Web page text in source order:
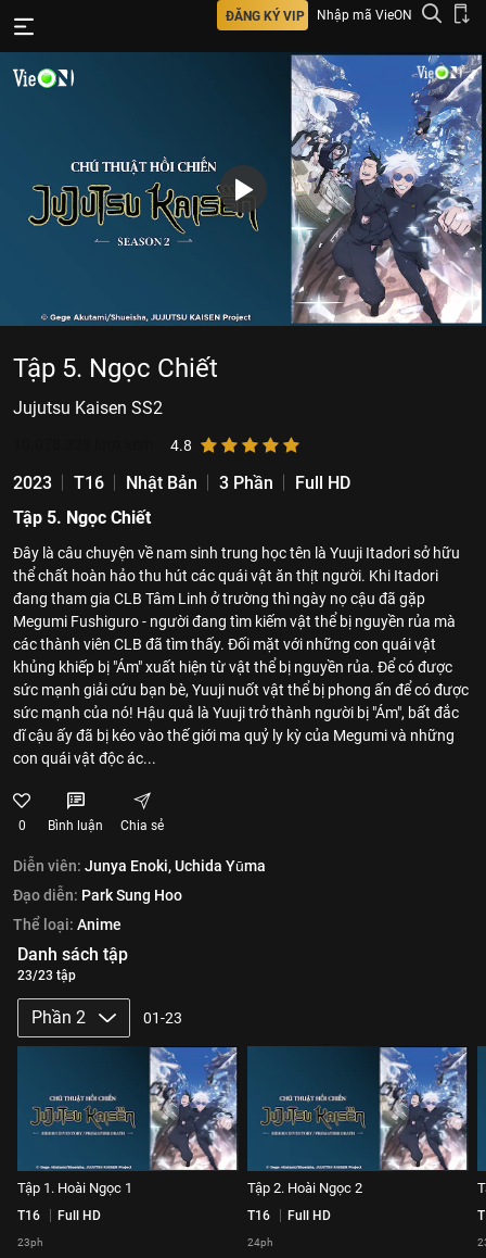
ĐĂNG KÝ VIP Nhập mã VieON
Tập 5. Ngọc Chiết
Jujutsu Kaisen SS2
4.8
2023 T16 Nhật Bản 3 Phần
Full HD
Tập 5. Ngọc Chiết
Đây là câu chuyện về nam sinh trung học tên là Yuuji Itadori sở hữu
thể chất hoàn hảo thu hút các quái vật ăn thịt người. Khi Itadori
đang tham gia CLB Tâm Linh ở trường thì ngày nọ cậu đã gặp
Megumi Fushiguro - người đang tìm kiếm vật thể bị nguyền rủa mà
các thành viên CLB đã tìm thấy. Đối mặt với những con quái vật
khủng khiếp bị "Ám" xuất hiện từ vật thể bị nguyền rủa. Để có được
sức mạnh giải cứu bạn bè, Yuuji nuốt vật thể bị phong ấn để có được
sức mạnh của nó! Hậu quả là Yuuji trở thành người bị "Ám", bất đắc
dĩ cậu ấy đã bị kéo vào thế giới ma quỷ ly kỳ của Megumi và những
con quái vật độc ác...
0 Bình luận Chia sẻ
Diễn viên: Junya Enoki,Uchida Yūma
Đạo diễn: Park Sung Hoo
Thể loại: Anime
Danh sách tập
23/23 tập
Phần 2 01-23
Tập 1. Hoài Ngọc 1
T16 Full HD
23ph
Tập 2. Hoài Ngọc 2
T16 Full HD
24ph